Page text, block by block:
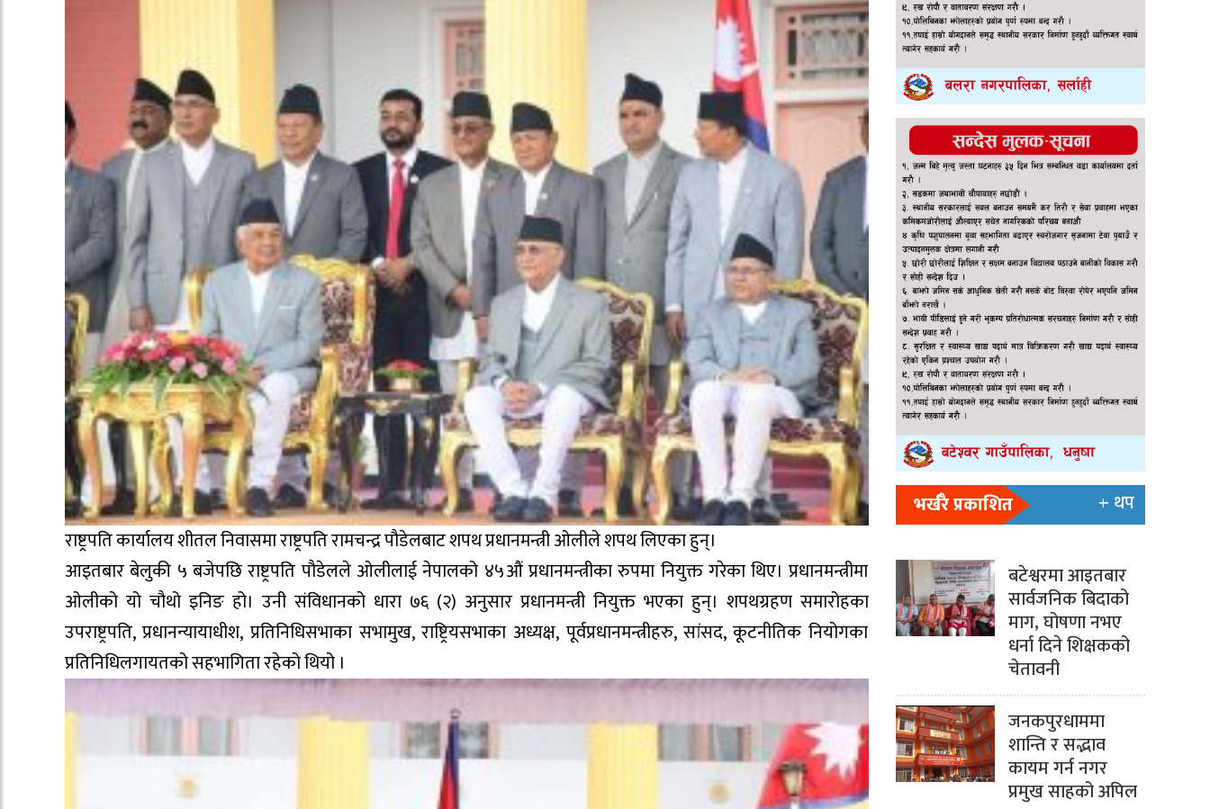
राष्ट्रपति कार्यालय शीतल निवासमा राष्ट्रपति रामचन्द्र पौडेलबाट शपथ प्रधानमन्त्री ओलीले शपथ लिएका हुन्।
आइतबार बेलुकी ५ बजेपछि राष्ट्रपति पौडेलले ओलीलाई नेपालको ४५औं प्रधानमन्त्रीका रुपमा नियुक्त गरेका थिए। प्रधानमन्त्रीमा
ओलीको यो चौथो इनिङ हो। उनी संविधानको धारा ७६ (२) अनुसार प्रधानमन्त्री नियुक्त भएका हुन्। शपथग्रहण समारोहका
उपराष्ट्रपति, प्रधानन्यायाधीश, प्रतिनिधिसभाका सभामुख, राष्ट्रियसभाका अध्यक्ष, पूर्वप्रधानमन्त्रीहरु, सांसद, कूटनीतिक नियोगका
प्रतिनिधिलगायतको सहभागिता रहेको थियो ।
भर्खरै प्रकाशित + थप
बटेश्वरमा आइतबार
सार्वजनिक बिदाको
माग, घोषणा नभए
धर्ना दिने शिक्षकको
चेतावनी
जनकपुरधाममा
शान्ति र सद्भाव
कायम गर्न नगर
प्रमुख साहको अपिल